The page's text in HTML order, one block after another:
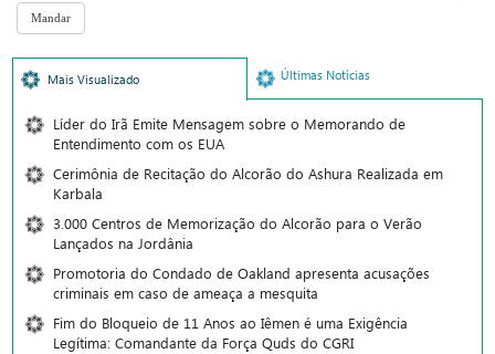
Mais Visualizado Últimas Notícias
Líder do Irã Emite Mensagem sobre o Memorando de
Entendimento com os EUA
Cerimônia de Recitação do Alcorão do Ashura Realizada em
Karbala
3.000 Centros de Memorização do Alcorão para o Verão
Lançados na Jordânia
Promotoria do Condado de Oakland apresenta acusações
criminais em caso de ameaça a mesquita
Fim do Bloqueio de 11 Anos ao Iêmen é uma Exigência
Legítima: Comandante da Força Quds do CGRI